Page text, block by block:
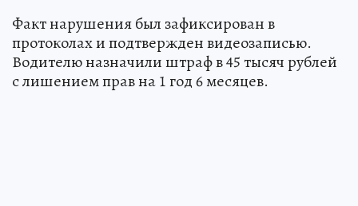
Факт нарушения был зафиксирован в
протоколах и подтвержден видеозаписью.
Водителю назначили штраф в 45 тысяч рублей
с лишением прав на 1 год 6 месяцев.